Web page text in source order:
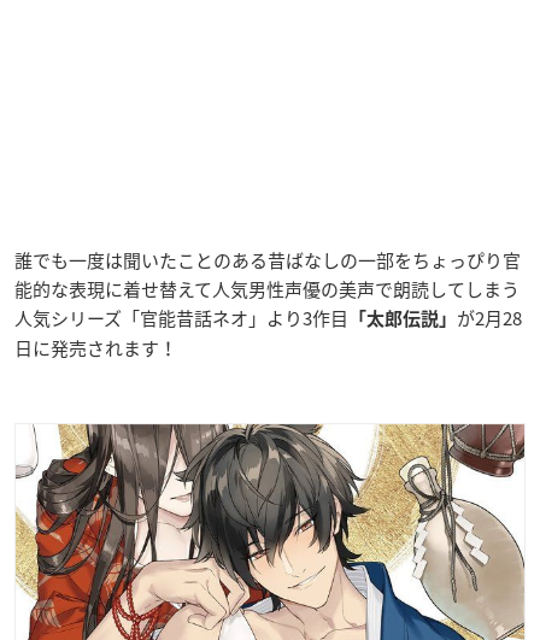
誰でも一度は聞いたことのある昔ばなしの一部をちょっぴり官
能的な表現に着せ替えて人気男性声優の美声で朗読してしまう
人気シリーズ「官能昔話ネオ」より3作目
「太郎伝説」 が2月28
日に発売されます！